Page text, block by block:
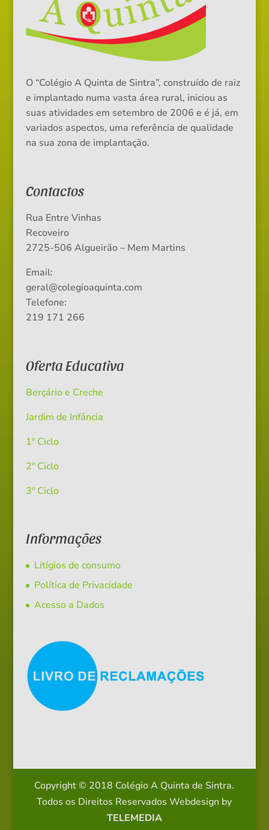
O “Colégio A Quinta de Sintra”, construído de raiz
e implantado numa vasta área rural, iniciou as
suas atividades em setembro de 2006 e é já, em
variados aspectos, uma referência de qualidade
na sua zona de implantação.
Contactos
Rua Entre Vinhas
Recoveiro
2725-506 Algueirão – Mem Martins
Email:
geral@colegioaquinta.com
Telefone:
219 171 266
Oferta Educativa
Berçário e Creche
Jardim de Infância
1º Ciclo
2º Ciclo
3º Ciclo
Informações
Litígios de consumo
Política de Privacidade
Acesso a Dados
Copyright © 2018 Colégio A Quinta de Sintra.
Todos os Direitos ReservadosWebdesign by
TELEMEDIA